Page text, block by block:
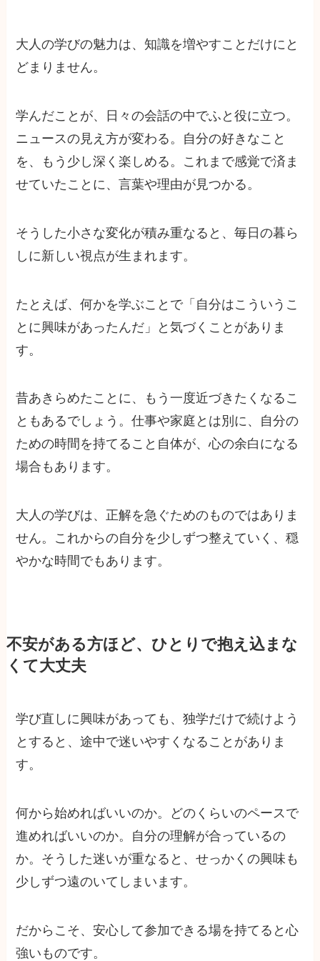
大人の学びの魅力は、知識を増やすことだけにと
どまりません。
学んだことが、日々の会話の中でふと役に立つ。
ニュースの見え方が変わる。自分の好きなこと
を、もう少し深く楽しめる。これまで感覚で済ま
せていたことに、言葉や理由が見つかる。
そうした小さな変化が積み重なると、毎日の暮ら
しに新しい視点が生まれます。
たとえば、何かを学ぶことで「自分はこういうこ
とに興味があったんだ」と気づくことがありま
す。
昔あきらめたことに、もう一度近づきたくなるこ
ともあるでしょう。仕事や家庭とは別に、自分の
ための時間を持てること自体が、心の余白になる
場合もあります。
大人の学びは、正解を急ぐためのものではありま
せん。これからの自分を少しずつ整えていく、穏
やかな時間でもあります。
不安がある方ほど、ひとりで抱え込まな
くて大丈夫
学び直しに興味があっても、独学だけで続けよう
とすると、途中で迷いやすくなることがありま
す。
何から始めればいいのか。どのくらいのペースで
進めればいいのか。自分の理解が合っているの
か。そうした迷いが重なると、せっかくの興味も
少しずつ遠のいてしまいます。
だからこそ、安心して参加できる場を持てると心
強いものです。